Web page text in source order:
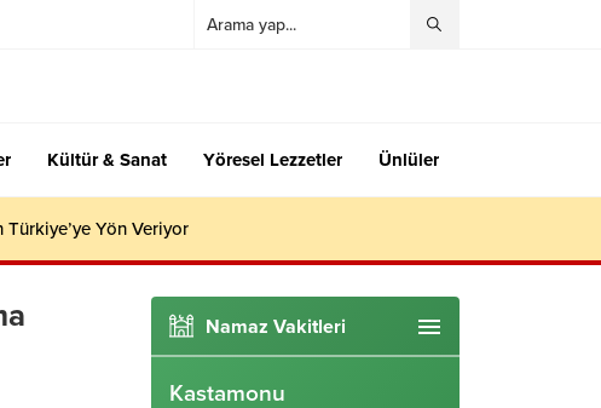
Kültür & Sanat Yöresel Lezzetler Ünlüler
Türkiye’ye Yön Veriyor
Namaz Vakitleri
Kastamonu